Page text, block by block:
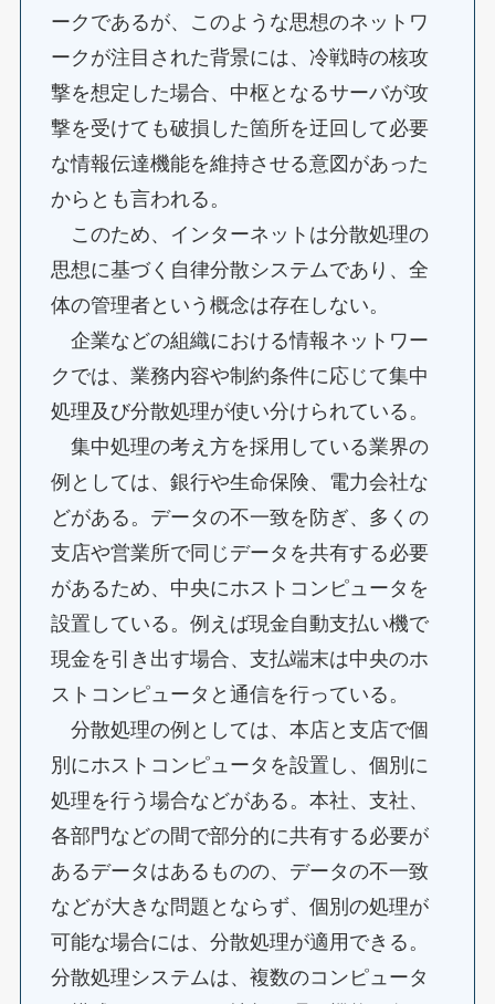
ークであるが、このような思想のネットワ
ークが注目された背景には、冷戦時の核攻
撃を想定した場合、中枢となるサーバが攻
撃を受けても破損した箇所を迂回して必要
な情報伝達機能を維持させる意図があった
からとも言われる。
このため、インターネットは分散処理の
思想に基づく自律分散システムであり、全
体の管理者という概念は存在しない。
企業などの組織における情報ネットワー
クでは、業務内容や制約条件に応じて集中
処理及び分散処理が使い分けられている。
集中処理の考え方を採用している業界の
例としては、銀行や生命保険、電力会社な
どがある。データの不一致を防ぎ、多くの
支店や営業所で同じデータを共有する必要
があるため、中央にホストコンピュータを
設置している。例えば現金自動支払い機で
現金を引き出す場合、支払端末は中央のホ
ストコンピュータと通信を行っている。
分散処理の例としては、本店と支店で個
別にホストコンピュータを設置し、個別に
処理を行う場合などがある。本社、支社、
各部門などの間で部分的に共有する必要が
あるデータはあるものの、データの不一致
などが大きな問題とならず、個別の処理が
可能な場合には、分散処理が適用できる。
分散処理システムは、複数のコンピュータ